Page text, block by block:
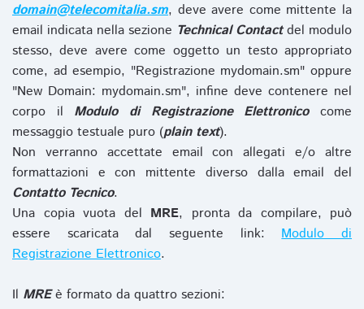
domain@telecomitalia.sm, deve avere come mittente la
email indicata nella sezione Technical Contactdel modulo
stesso, deve avere come oggetto un testo appropriato
come, ad esempio, "Registrazione mydomain.sm" oppure
"New Domain: mydomain.sm", infine deve contenere nel
corpo il Modulo di Registrazione Elettronicocome
messaggio testuale puro (plain text).
Non verranno accettate email con allegati e/o altre
formattazioni e con mittente diverso dalla email del
Contatto Tecnico.
Una copia vuota del MRE, pronta da compilare, può
essere scaricata dal seguente link:Modulo di
Registrazione Elettronico.
Il MREè formato da quattro sezioni: